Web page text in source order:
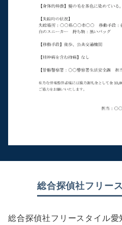
総合探偵社フリー
総合探偵社フリースタイル